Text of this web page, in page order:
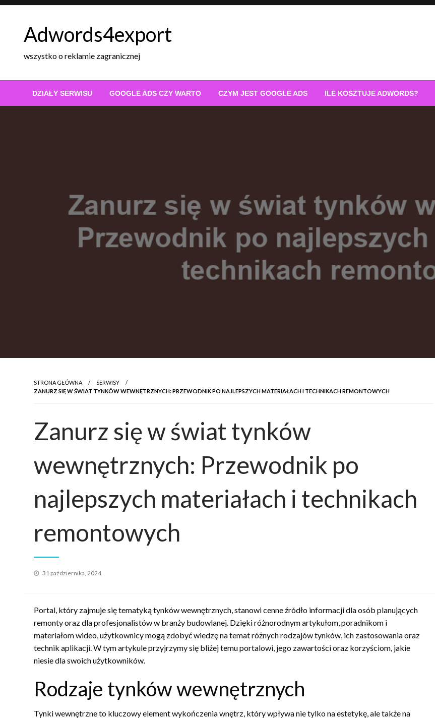
Skip
Adwords4export
wszystko o reklamie zagranicznej
DZIAŁY SERWISU GOOGLE ADS CZY WARTO CZYM JEST GOOGLE ADS ILE KOSZTUJE ADWORDS?
STRONA GŁÓWNA
SERWISY
ZANURZ SIĘ W ŚWIAT TYNKÓW WEWNĘTRZNYCH: PRZEWODNIK PO NAJLEPSZYCH MATERIAŁACH I TECHNIKACH REMONTOWYCH
Zanurz się w świat tynków
wewnętrznych: Przewodnik po
najlepszych materiałach i technikach
remontowych
Opublikowane
31 października, 2024
Portal, który zajmuje się tematyką tynków wewnętrznych, stanowi cenne źródło informacji dla osób planujących
remonty oraz dla profesjonalistów w branży budowlanej. Dzięki różnorodnym artykułom, poradnikom i
materiałom wideo, użytkownicy mogą zdobyć wiedzę na temat różnych rodzajów tynków, ich zastosowania oraz
technik aplikacji. W tym artykule przyjrzymy się bliżej temu portalowi, jego zawartości oraz korzyściom, jakie
niesie dla swoich użytkowników.
Rodzaje tynków wewnętrznych
Tynki wewnętrzne to kluczowy element wykończenia wnętrz, który wpływa nie tylko na estetykę, ale także na